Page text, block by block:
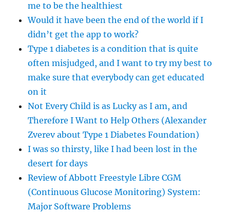
me to be the healthiest
Would it have been the end of the world if I
didn’t get the app to work?
Type 1 diabetes is a condition that is quite
often misjudged, and I want to try my best to
make sure that everybody can get educated
on it
Not Every Child is as Lucky as I am, and
Therefore I Want to Help Others (Alexander
Zverev about Type 1 Diabetes Foundation)
I was so thirsty, like I had been lost in the
desert for days
Review of Abbott Freestyle Libre CGM
(Continuous Glucose Monitoring) System:
Major Software Problems